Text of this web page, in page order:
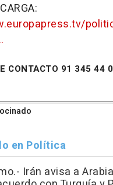
CONTACTO 91 345 44
en Política
Irán avisa a